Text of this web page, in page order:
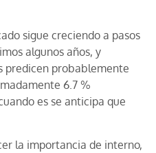
sigue creciendo a pasos
algunos años, y
predicen probablemente
6.7 %
es se anticipa que
la importancia de interno,